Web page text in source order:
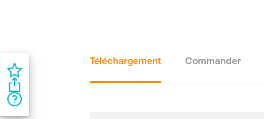
Téléchargement Commander